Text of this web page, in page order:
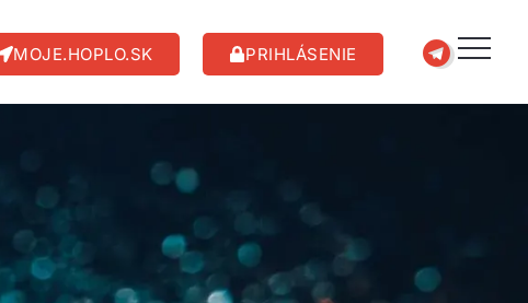
MOJE.HOPLO.SK PRIHLÁSENIE